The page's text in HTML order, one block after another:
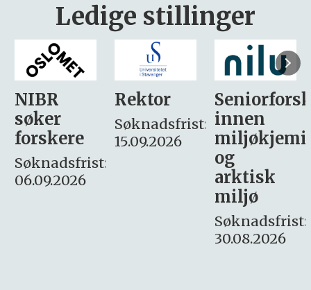
Ledige stillinger
Rektor
Søknadsfrist:
15.09.2026
Seniorforsker
innen
miljøkjemi
søker
– fast
Søknadsfrist:
16. august.